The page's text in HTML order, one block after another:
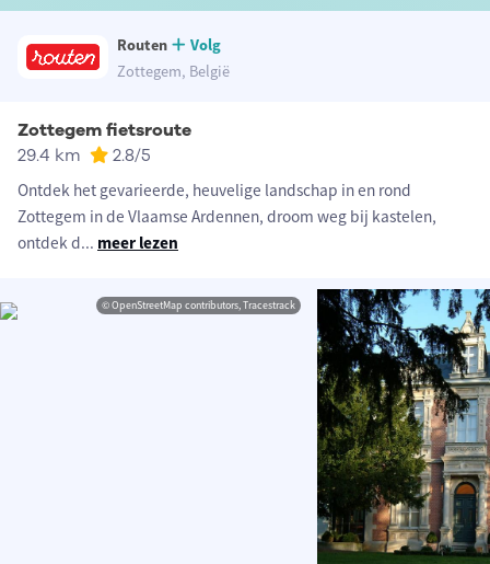
Routen
Volg
Zottegem, België
Zottegem fietsroute
29.4 km 2.8/5
Ontdek het gevarieerde, heuvelige landschap in en rond
Zottegem in de Vlaamse Ardennen, droom weg bij kastelen,
ontdek d... meer lezen
© OpenStreetMap contributors, Tracestrack